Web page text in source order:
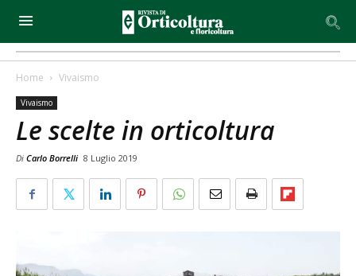
Home Vivaismo
Vivaismo
Le scelte in orticoltura
Di Carlo Borrelli 8 Luglio 2019